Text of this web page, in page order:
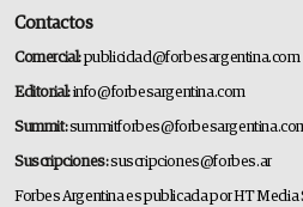
Contactos
Comercial:publicidad@forbesargentina.com
Editorial:info@forbesargentina.com
Summit:
Suscripciones:suscripciones@forbes.ar
Forbes Argentina es publicada por HT Media